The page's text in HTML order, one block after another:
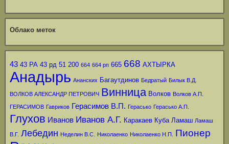
Облако меток
43 43 РА 43 рд 51 200 664 664 рп 665 668 АХТЫРКА
Анадырь Ананских Багаутдинов Бедратый Билык В.Д.
ВОЛКОВ АЛЕКСАНДР ПЕТРОВИЧ Винница Волков Волков А.П.
ГЕРАСИМОВ Гавриков Герасимов В.П. Герасько Герасько А.П.
Глухов Иванов Иванов А.Г. Каракаев Куба Ламаш Ламаш
В.Г. Лебедин Неделин В.С. Николаенко Николаенко Н.П. Пионер